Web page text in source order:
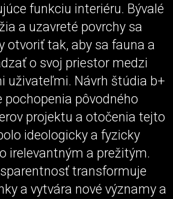
funkciu interiéru. Bývalé
a uzavreté povrchy sa
otvoriť tak, aby sa fauna a
o svoj priestor medzi
uživateľmi. Návrh štúdia b+
pochopenia pôvodného
projektu a otočenia tejto
ideologicky a fyzicky
irelevantným a prežitým.
transformuje
a vytvára nové významy a